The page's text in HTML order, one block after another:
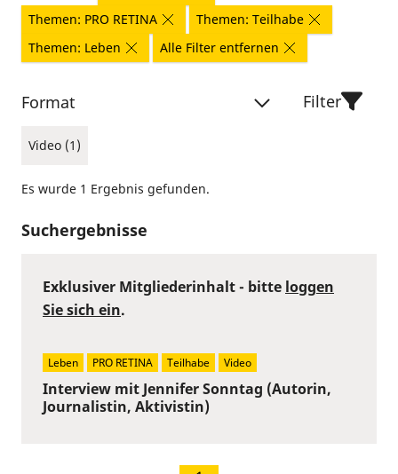
Themen: PRO RETINA
Themen: Teilhabe
Themen: Leben
Alle Filter entfernen
Format
Video (1)
Filter
Es wurde 1 Ergebnis gefunden.
Suchergebnisse
Interview mit Jennifer Sonntag (Autorin,
Journalistin, Aktivistin)
Exklusiver Mitgliederinhalt - bitte loggen
Sie sich ein.
Leben PRO RETINA Teilhabe Video